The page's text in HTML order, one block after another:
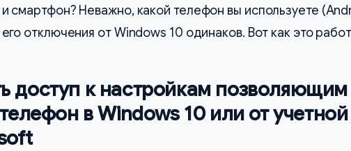
смартфон? Неважно, какой телефон вы используете
отключения от Windows 10 одинаков. Вот как это
доступ к настройкам позволяющим
в Windows 10 или от учетной